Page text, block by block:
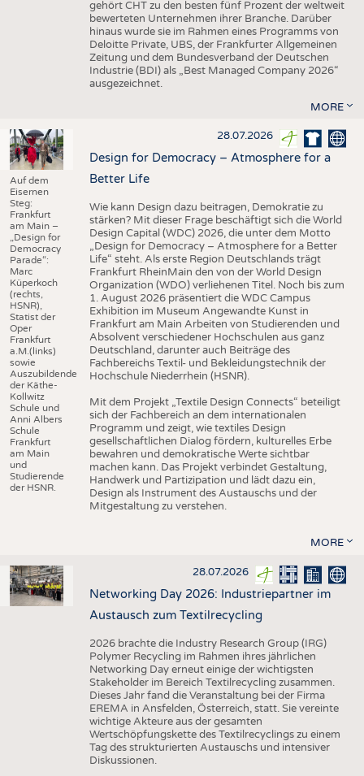
gehört CHT zu den besten fünf Prozent der weltweit
bewerteten Unternehmen ihrer Branche. Darüber
hinaus wurde sie im Rahmen eines Programms von
Deloitte Private, UBS, der Frankfurter Allgemeinen
Zeitung und dem Bundesverband der Deutschen
Industrie (BDI) als „Best Managed Company 2026“
ausgezeichnet.
MORE
Auf dem
Eisernen
Steg:
Frankfurt
am Main –
„Design for
Democracy
Parade“:
Marc
Küperkoch
(rechts,
HSNR),
Statist der
Oper
Frankfurt
a.M.(links)
sowie
Auszubildende
der Käthe-
Kollwitz
Schule und
Anni Albers
Schule
Frankfurt
am Main
und
Studierende
der HSNR.
28.07.2026
Design for Democracy – Atmosphere for a
Better Life
Wie kann Design dazu beitragen, Demokratie zu
stärken? Mit dieser Frage beschäftigt sich die World
Design Capital (WDC) 2026, die unter dem Motto
„Design for Democracy – Atmosphere for a Better
Life“ steht. Als erste Region Deutschlands trägt
Frankfurt RheinMain den von der World Design
Organization (WDO) verliehenen Titel. Noch bis zum
1. August 2026 präsentiert die WDC Campus
Exhibition im Museum Angewandte Kunst in
Frankfurt am Main Arbeiten von Studierenden und
Absolvent verschiedener Hochschulen aus ganz
Deutschland, darunter auch Beiträge des
Fachbereichs Textil- und Bekleidungstechnik der
Hochschule Niederrhein (HSNR).
Mit dem Projekt „Textile Design Connects“ beteiligt
sich der Fachbereich an dem internationalen
Programm und zeigt, wie textiles Design
gesellschaftlichen Dialog fördern, kulturelles Erbe
bewahren und demokratische Werte sichtbar
machen kann. Das Projekt verbindet Gestaltung,
Handwerk und Partizipation und lädt dazu ein,
Design als Instrument des Austauschs und der
Mitgestaltung zu verstehen.
MORE
28.07.2026
Networking Day 2026: Industriepartner im
Austausch zum Textilrecycling
2026 brachte die Industry Research Group (IRG)
Polymer Recycling im Rahmen ihres jährlichen
Networking Day erneut einige der wichtigsten
Stakeholder im Bereich Textilrecycling zusammen.
Dieses Jahr fand die Veranstaltung bei der Firma
EREMA in Ansfelden, Österreich, statt. Sie vereinte
wichtige Akteure aus der gesamten
Wertschöpfungskette des Textilrecyclings zu einem
Tag des strukturierten Austauschs und intensiver
Diskussionen.